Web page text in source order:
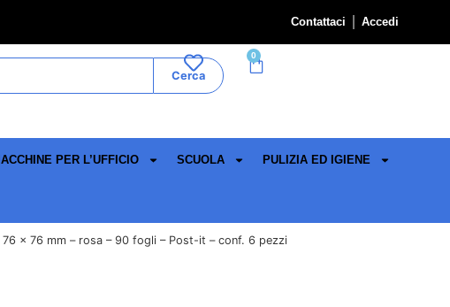
Contattaci Accedi
Cerca
0
PER L’UFFICIO SCUOLA PULIZIA ED IGIENE
x 76 mm – rosa – 90 fogli – Post-it – conf. 6 pezzi